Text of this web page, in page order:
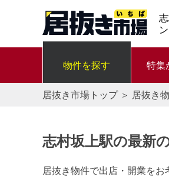
物件を探す 特集
居抜き市場トップ＞ 居抜き
志村坂上駅の最新
居抜き物件で出店・開業を